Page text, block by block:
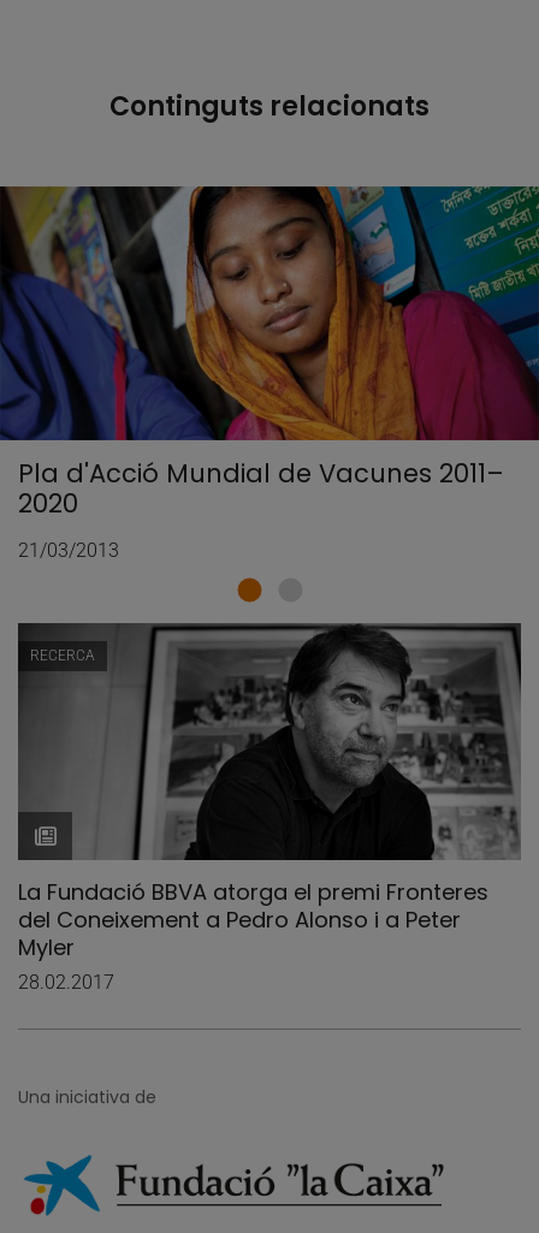
Continguts relacionats
Pla d'Acció Mundial de Vacunes 2011–
2020
21/03/2013
RECERCA
La Fundació BBVA atorga el premi Fronteres
del Coneixement a Pedro Alonso i a Peter
Myler
28.02.2017
Una iniciativa de